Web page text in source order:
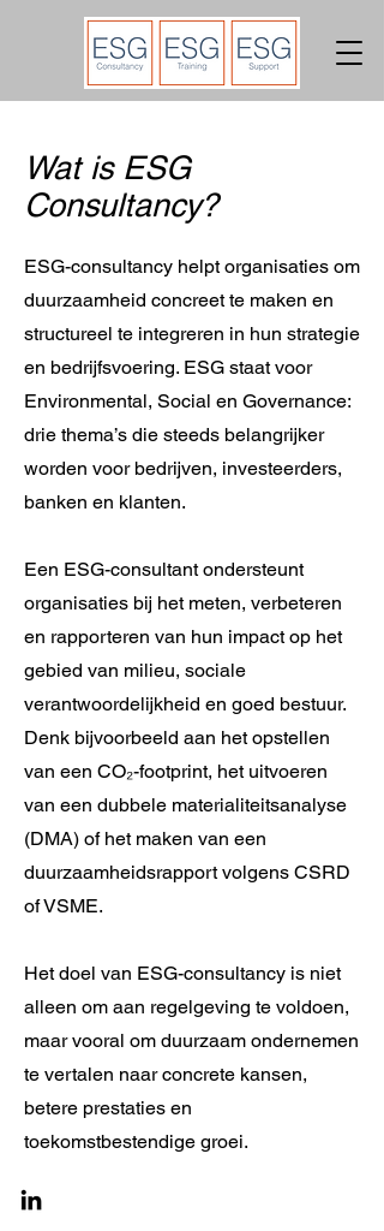
Wat is ESG
Consultancy?
ESG-consultancy helpt organisaties om
duurzaamheid concreet te maken en
structureel te integreren in hun strategie
en bedrijfsvoering. ESG staat voor
Environmental, Social en Governance:
drie thema’s die steeds belangrijker
worden voor bedrijven, investeerders,
banken en klanten.
Een ESG-consultant ondersteunt
organisaties bij het meten, verbeteren
en rapporteren van hun impact op het
gebied van milieu, sociale
verantwoordelijkheid en goed bestuur.
Denk bijvoorbeeld aan het opstellen
van een CO₂-footprint, het uitvoeren
van een dubbele materialiteitsanalyse
(DMA) of het maken van een
duurzaamheidsrapport volgens CSRD
of VSME.
Het doel van ESG-consultancy is niet
alleen om aan regelgeving te voldoen,
maar vooral om duurzaam ondernemen
te vertalen naar concrete kansen,
betere prestaties en
toekomstbestendige groei.